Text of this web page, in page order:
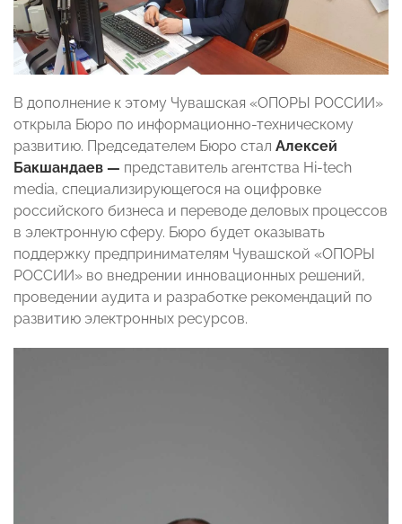
В дополнение к этому Чувашская «ОПОРЫ РОССИИ»
открыла Бюро по информационно-техническому
развитию. Председателем Бюро стал Алексей
Бакшандаев — представитель агентства Hi-tech
media, специализирующегося на оцифровке
российского бизнеса и переводе деловых процессов
в электронную сферу. Бюро будет оказывать
поддержку предпринимателям Чувашской «ОПОРЫ
РОССИИ» во внедрении инновационных решений,
проведении аудита и разработке рекомендаций по
развитию электронных ресурсов.